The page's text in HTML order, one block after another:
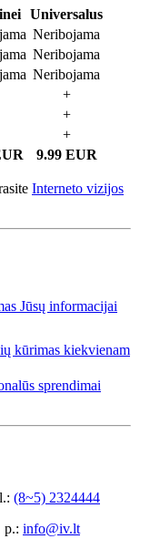
Universalus
Neribojama
Neribojama
Neribojama
+
+
+
9.99 EUR
Interneto vizijos
(8~5) 2324444
p.: info@iv.lt